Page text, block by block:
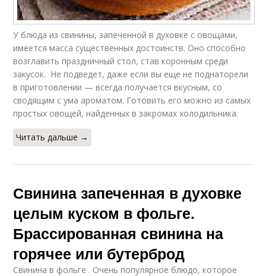
У блюда из свинины, запеченной в духовке с овощами,
имеется масса существенных достоинств. Оно способно
возглавить праздничный стол, став коронным среди
закусок. Не подведет, даже если вы еще не поднаторели
в приготовлении — всегда получается вкусным, со
сводящим с ума ароматом. Готовить его можно из самых
простых овощей, найденных в закромах холодильника.
Читать дальше →
Свинина запеченная в духовке
целым куском в фольге.
Брассированная свинина на
горячее или бутерброд
Свинина в фольге . Очень популярное блюдо, которое